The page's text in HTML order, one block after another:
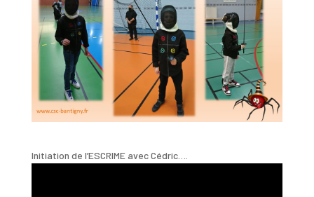
Initiation de l’ESCRIME avec Cédric….